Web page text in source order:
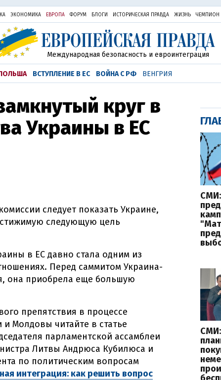
ЭКОНОМИКА ЕВРОПА ФОРУМ БЛОГИ ИСТОРИЧЕСКАЯ ПРАВДА ЖИЗНЬ ЧЕМПИОН
Международная безопасность и евроинтеграция
ВСТУПЛЕНИЕ В ЕС ВОЙНА С РФ ВЕНГРИЯ
круг в
Украины в ЕС
следует показать Украине,
следующую цель
в ЕС давно стала одним из
Перед саммитом Украина-
она приобрела еще большую
препятствия в процессе
Молдовы читайте в статье
парламентской ассамблеи
Литвы Андрюса Кубилюса и
по политическим вопросам
интеграция: как решить вопрос
СМИ: